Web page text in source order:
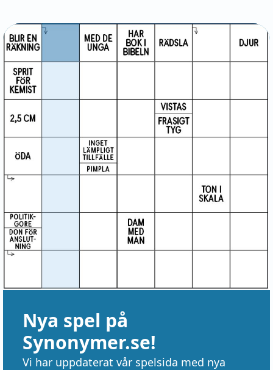
Nya spel på
Synonymer.se!
Vi har uppdaterat vår spelsida med nya